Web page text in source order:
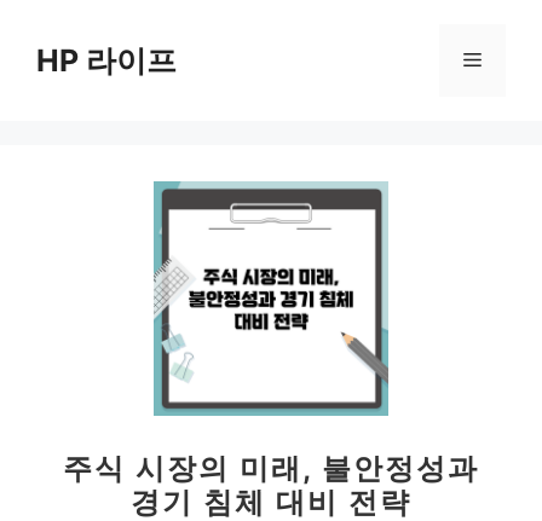
HP 라이프 메
주식 시장의 미래, 불안정성과
경기 침체 대비 전략